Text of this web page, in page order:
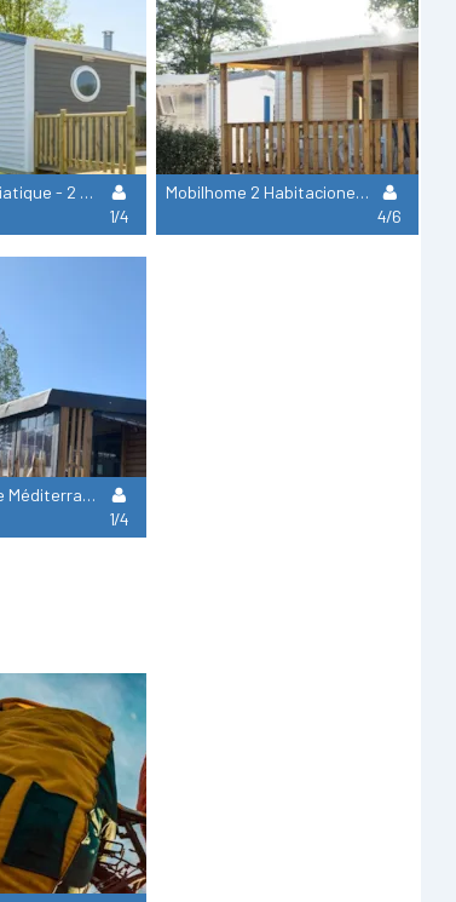
Mobilhome Adiatique - 2 Habitaciones
1/4
Mobilhome 2 Habitaciones Caraïbes Con Aire Acondicionado
4/6
C- Mobil-Home Méditerranée Confort Climatisé 2 Chambres 1/4 Pers.
1/4